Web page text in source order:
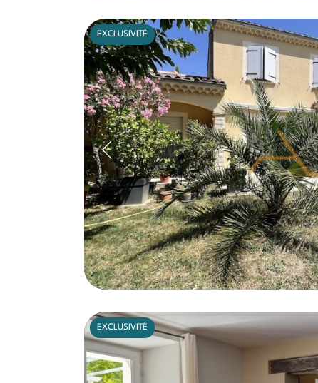
EXCLUSIVITÉ
EXCLUSIVITÉ